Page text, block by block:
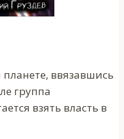
ввязавшись
группа
взять власть в